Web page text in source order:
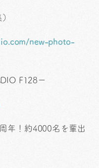
new-photo-
F128ー
年！約4000名を輩出